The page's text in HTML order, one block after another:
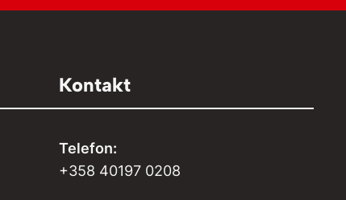
Kontakt
Telefon:
+358 40197 0208